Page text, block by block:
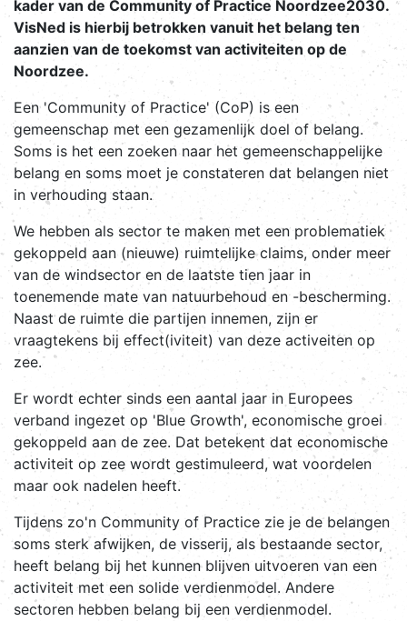
kader van de Community of Practice Noordzee2030.
VisNed is hierbij betrokken vanuit het belang ten
aanzien van de toekomst van activiteiten op de
Noordzee.
Een 'Community of Practice' (CoP) is een
gemeenschap met een gezamenlijk doel of belang.
Soms is het een zoeken naar het gemeenschappelijke
belang en soms moet je constateren dat belangen niet
in verhouding staan.
We hebben als sector te maken met een problematiek
gekoppeld aan (nieuwe) ruimtelijke claims, onder meer
van de windsector en de laatste tien jaar in
toenemende mate van natuurbehoud en -bescherming.
Naast de ruimte die partijen innemen, zijn er
vraagtekens bij effect(iviteit) van deze activeiten op
zee.
Er wordt echter sinds een aantal jaar in Europees
verband ingezet op 'Blue Growth', economische groei
gekoppeld aan de zee. Dat betekent dat economische
activiteit op zee wordt gestimuleerd, wat voordelen
maar ook nadelen heeft.
Tijdens zo'n Community of Practice zie je de belangen
soms sterk afwijken, de visserij, als bestaande sector,
heeft belang bij het kunnen blijven uitvoeren van een
activiteit met een solide verdienmodel. Andere
sectoren hebben belang bij een verdienmodel.